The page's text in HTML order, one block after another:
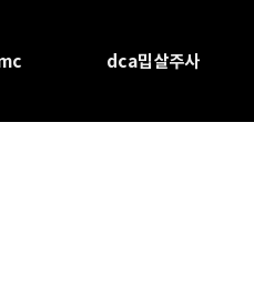
dca밉살주사